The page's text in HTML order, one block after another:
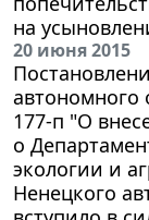
на
20 июня 2015
автономного
177-п "О
о
экологии и
Ненецкого